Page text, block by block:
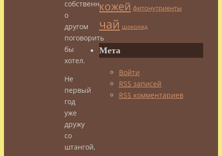
собственно,
о
другом
поговорить
бы
хотел.
Не
первый
год
уже
дружу
со
штангой,
кожей фитонутриенты
чай шоколад
Мета
Войти
RSS записей
RSS комментариев